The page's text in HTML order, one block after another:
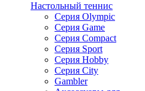
Настольный теннис
Серия Olympic
Серия Game
Серия Compact
Серия Sport
Серия Hobby
Серия City
Gambler